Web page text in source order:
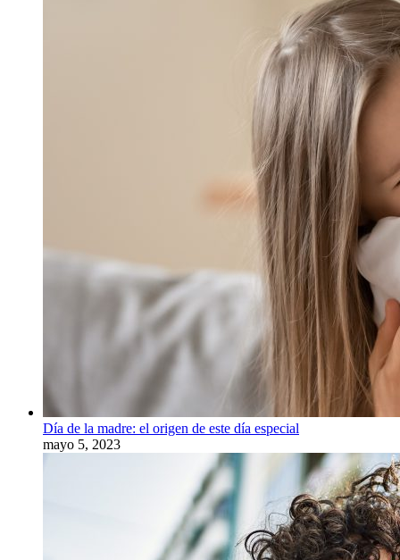
Día de la madre: el origen de este día especial
mayo 5, 2023